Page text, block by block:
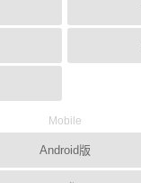
Mobile
Android版